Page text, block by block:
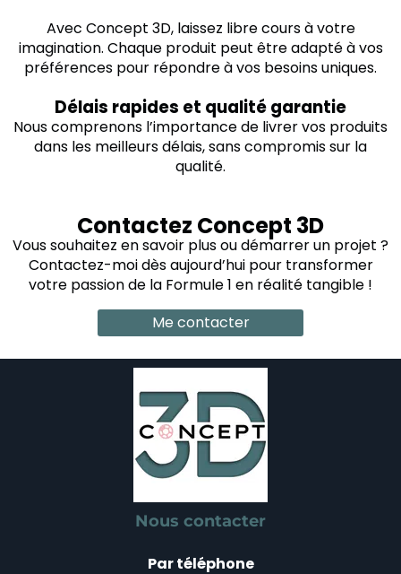
Avec Concept 3D, laissez libre cours à votre
imagination. Chaque produit peut être adapté à vos
préférences pour répondre à vos besoins uniques.
Délais rapides et qualité garantie
Nous comprenons l’importance de livrer vos produits
dans les meilleurs délais, sans compromis sur la
qualité.
Contactez Concept 3D
Vous souhaitez en savoir plus ou démarrer un projet ?
Contactez-moi dès aujourd’hui pour transformer
votre passion de la Formule 1 en réalité tangible !
Me contacter
Nous contacter
Par téléphone